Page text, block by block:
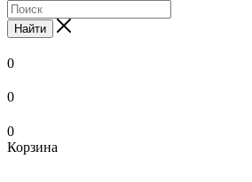
Найти
0
0
0
Корзина